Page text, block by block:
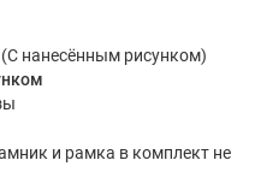
нанесённым рисунком)
и рамка в комплект не